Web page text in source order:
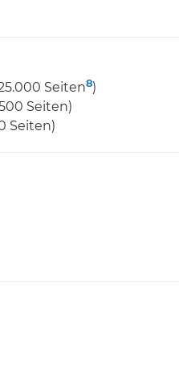
Seiten8)
Seiten)
Seiten)